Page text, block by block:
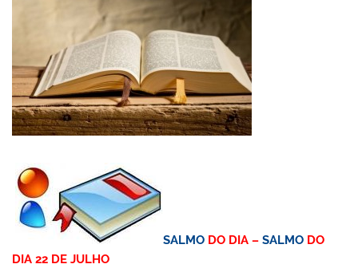
SALMO DO DIA –SALMO DO
DIA 22 DE JULHO